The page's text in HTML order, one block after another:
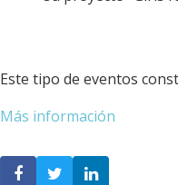
Este tipo de eventos
Más información